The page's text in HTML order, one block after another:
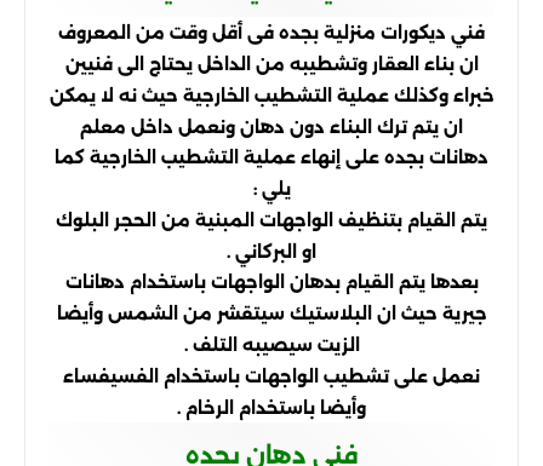
فني ديكورات منزلية بجده فى أقل وقت من المعروف
ان بناء العقار وتشطيبه من الداخل يحتاج الى فنيين
خبراء وكذلك عملية التشطيب الخارجية حيث نه لا يمكن
ان يتم ترك البناء دون دهان ونعمل داخل معلم
دهانات بجده على إنهاء عملية التشطيب الخارجية كما
يلي :
يتم القيام بتنظيف الواجهات المبنية من الحجر البلوك
او البركاني .
بعدها يتم القيام بدهان الواجهات باستخدام دهانات
جيرية حيث ان البلاستيك سيتقشر من الشمس وأيضا
الزيت سيصيبه التلف .
نعمل على تشطيب الواجهات باستخدام الفسيفساء
وأيضا باستخدام الرخام .
فني دهان بجده